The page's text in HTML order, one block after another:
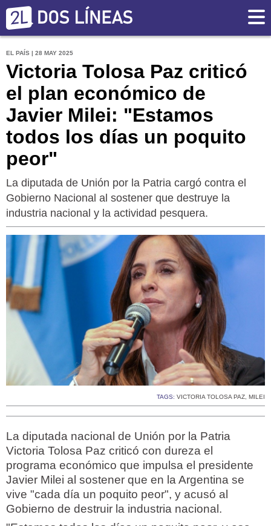
EL PAÍS | 28 MAY 2025
Victoria Tolosa Paz criticó
el plan económico de
Javier Milei: "Estamos
todos los días un poquito
peor"
La diputada de Unión por la Patria cargó contra el
Gobierno Nacional al sostener que destruye la
industria nacional y la actividad pesquera.
TAGS: VICTORIA TOLOSA PAZ, MILEI
La diputada nacional de Unión por la Patria
Victoria Tolosa Paz criticó con dureza el
programa económico que impulsa el presidente
Javier Milei al sostener que en la Argentina se
vive "cada día un poquito peor", y acusó al
Gobierno de destruir la industria nacional.